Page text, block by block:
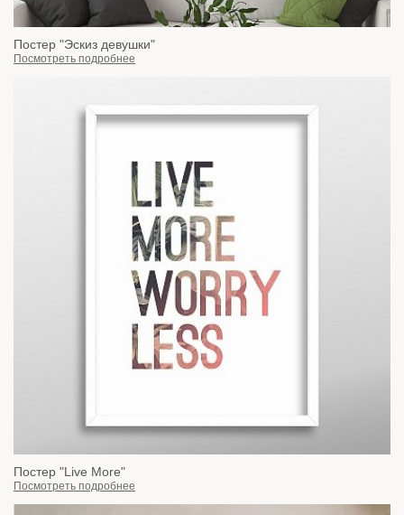
Постер "Эскиз девушки"
Посмотреть подробнее
Постер "Live More"
Посмотреть подробнее